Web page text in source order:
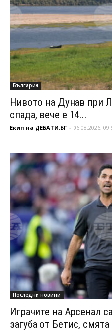
България
Нивото на Дунав при
спада, вече е 14...
Екип на ДЕБАТИ.БГ - 06.08.2026,
Последни новини
Играчите на Арсенал
загуба от Бетис,